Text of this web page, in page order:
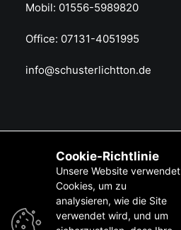
Mobil: 01556-5989820
Office: 07131-4051995
info@schusterlichtton.de
Impressum·Datenschutz·Kontakt
Cookie-Richtlinie
Unsere Website verwendet
Cookies, um zu
analysieren, wie die Site
verwendet wird, und um